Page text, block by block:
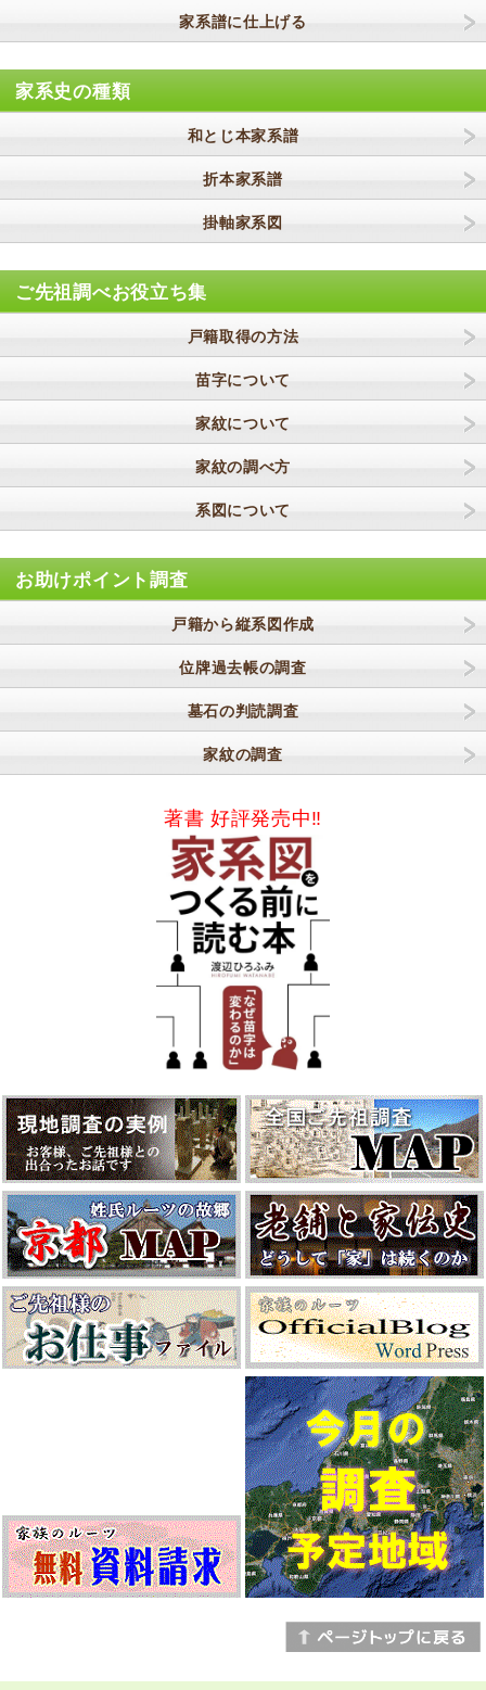
家系譜に仕上げる
家系史の種類
和とじ本家系譜
折本家系譜
掛軸家系図
ご先祖調べお役立ち集
戸籍取得の方法
苗字について
家紋について
家紋の調べ方
系図について
お助けポイント調査
戸籍から縦系図作成
位牌過去帳の調査
墓石の判読調査
家紋の調査
著書 好評発売中‼